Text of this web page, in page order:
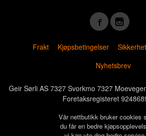
Frakt Kjøpsbetingelser
Nyhetsbrev
Geir Sørli AS 7327 Svorkmo 7327
Foretaksregisteret
Vår nettbutikk bruker cookies
du får en bedre